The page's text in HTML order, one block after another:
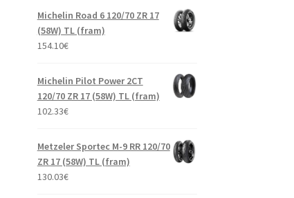
Michelin Road 6 120/70 ZR 17
(58W) TL (fram)
154.10€
Michelin Pilot Power 2CT
120/70 ZR 17 (58W) TL (fram)
102.33€
Metzeler Sportec M-9 RR 120/70
ZR 17 (58W) TL (fram)
130.03€